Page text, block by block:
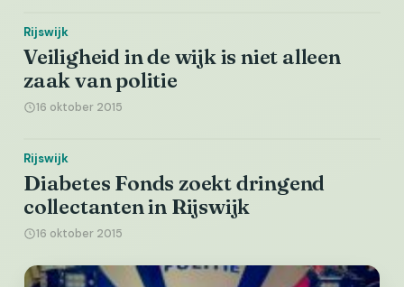
Rijswijk
Veiligheid in de wijk is niet alleen
zaak van politie
16 oktober 2015
Rijswijk
Diabetes Fonds zoekt dringend
collectanten in Rijswijk
16 oktober 2015